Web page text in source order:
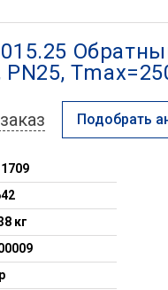
Подобрать
кг